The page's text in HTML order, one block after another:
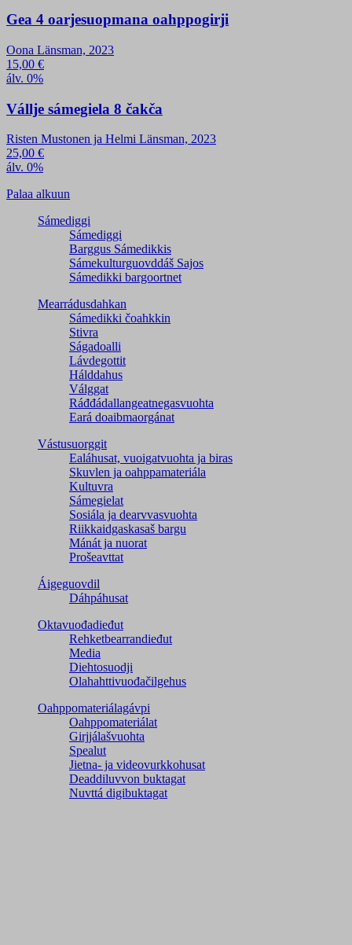
Gea 4 oarjesuopmana oahppogirji
Oona Länsman, 2023
15,00 €
álv. 0%
Vállje sámegiela 8 čakča
Risten Mustonen ja Helmi Länsman, 2023
25,00 €
álv. 0%
Palaa alkuun
Sámediggi
Sámediggi
Barggus Sámedikkis
Sámekulturguovddáš Sajos
Sámedikki bargoortnet
Mearrádusdahkan
Sámedikki čoahkkin
Stivra
Ságadoalli
Lávdegottit
Hálddahus
Válggat
Ráđđádallangeatnegas­vuohta
Eará doaibmaorgánat
Vástusuorggit
Ealáhusat, vuoigatvuohta ja biras
Skuvlen ja oahppamateriála
Kultuvra
Sámegielat
Sosiála ja dearvvasvuohta
Riikkaidgaskasaš bargu
Mánát ja nuorat
Prošeavttat
Áigeguovdil
Dáhpáhusat
Oktavuođadieđut
Rehketbearrandieđut
Media
Diehtosuodji
Olahahttivuođačilgehus
Oahppomateriálagávpi
Oahppomateriálat
Girjjálašvuohta
Spealut
Jietna- ja videovurkkohusat
Deaddiluvvon buktagat
Nuvttá digibuktagat